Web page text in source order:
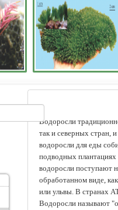
Водоросли
так и северных стран,
водоросли для еды
подводных
водоросли поступают
обработанном виде,
или ульвы. В странах
Водоросли называют